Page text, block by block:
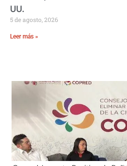
UU.
5 de agosto, 2026
Leer más »